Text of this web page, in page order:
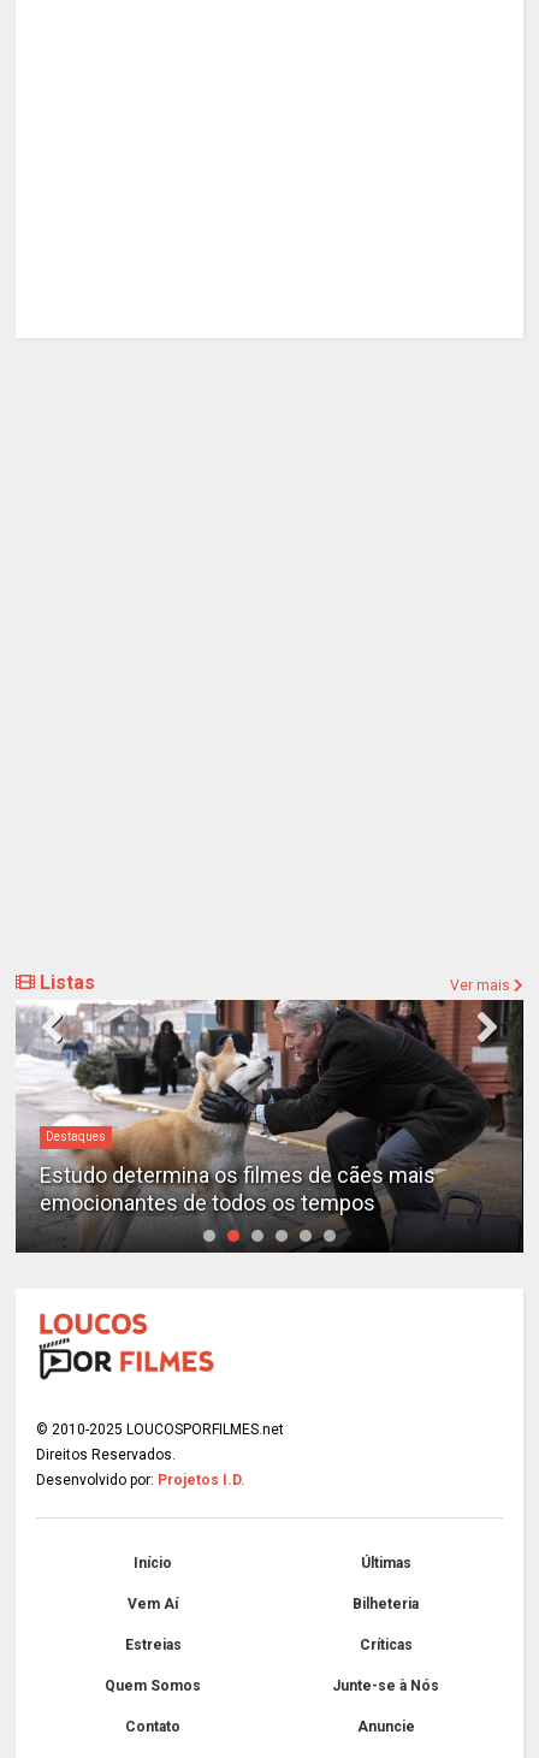
Listas Ver mais
mais
Destaques
“A Entidade” é o filme de terror
de todos os tempos, segundo a
© 2010-2025 LOUCOSPORFILMES.net
Direitos Reservados.
Desenvolvido por: Projetos I.D.
Início Últimas
Vem Aí Bilheteria
Estreias Críticas
Quem Somos Junte-se à Nós
Contato Anuncie